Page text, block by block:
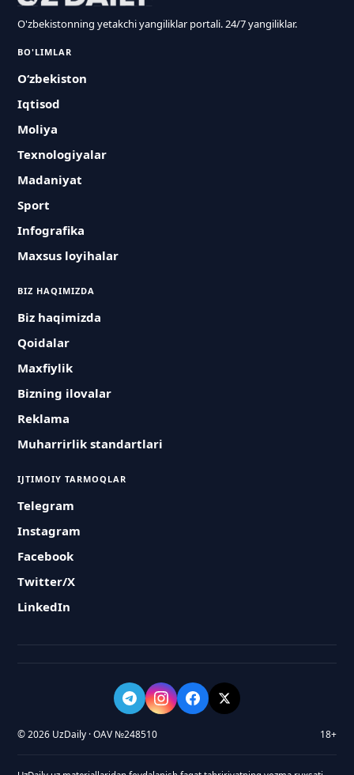
O'zbekistonning yetakchi yangiliklar portali. 24/7 yangiliklar.
BO'LIMLAR
O‘zbekiston
Iqtisod
Moliya
Texnologiyalar
Madaniyat
Sport
Infografika
Maxsus loyihalar
BIZ HAQIMIZDA
Biz haqimizda
Qoidalar
Maxfiylik
Bizning ilovalar
Reklama
Muharrirlik standartlari
IJTIMOIY TARMOQLAR
Telegram
Instagram
Facebook
Twitter/X
LinkedIn
© 2026 UzDaily · OAV №248510 18+